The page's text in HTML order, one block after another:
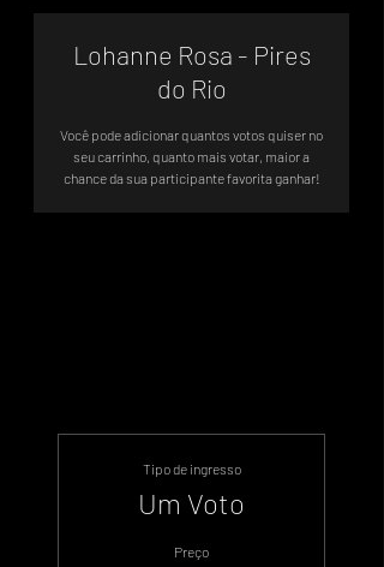
Lohanne Rosa - Pires
do Rio
Você pode adicionar quantos votos quiser no
seu carrinho, quanto mais votar, maior a
chance da sua participante favorita ganhar!
Tipo de ingresso
Um Voto
Preço